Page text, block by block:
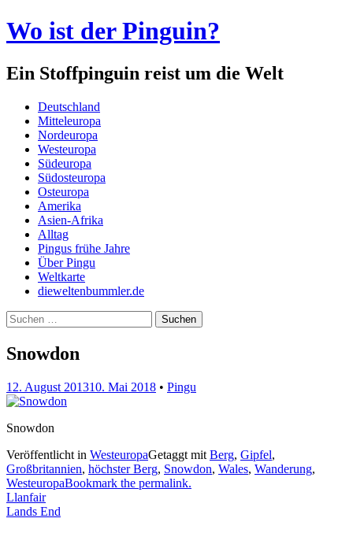
Wo ist der Pinguin?
Ein Stoffpinguin reist um die Welt
Menü
Zum
Inhalt
springen
Deutschland
Mitteleuropa
Nordeuropa
Westeuropa
Südeuropa
Südosteuropa
Osteuropa
Amerika
Asien-Afrika
Alltag
Pingus frühe Jahre
Über Pingu
Weltkarte
dieweltenbummler.de
Suchen
nach:
Snowdon
12. August 201310. Mai 2018 • Pingu
Snowdon
Veröffentlicht in WesteuropaGetaggt mit Berg, Gipfel,
Großbritannien, höchster Berg, Snowdon, Wales, Wanderung,
WesteuropaBookmark the permalink.
Beitragsnavigation
Llanfair
Lands End